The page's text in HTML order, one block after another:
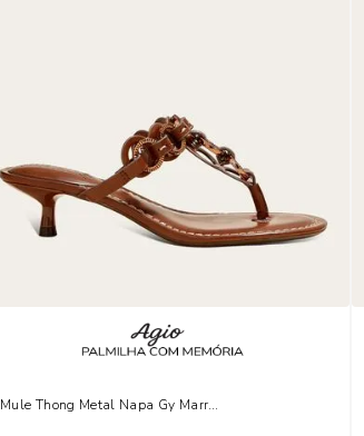
Mule Thong Metal Napa Gy Marrom Coffee Salto Fino